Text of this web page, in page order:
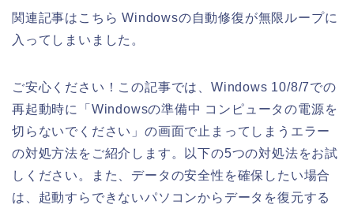
関連記事はこちら Windowsの自動修復が無限ループに
入ってしまいました。
ご安心ください！この記事では、Windows 10/8/7での
再起動時に「Windowsの準備中 コンピュータの電源を
切らないでください」の画面で止まってしまうエラー
の対処方法をご紹介します。以下の5つの対処法をお試
しください。また、データの安全性を確保したい場合
は、起動すらできないパソコンからデータを復元する